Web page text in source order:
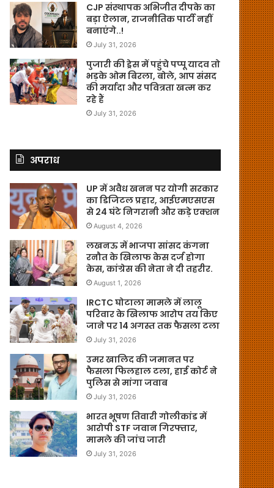
CJP संस्थापक अभिजीत दीपके का
बड़ा ऐलान, राजनीतिक पार्टी नहीं
बनाएंगे..!
July 31, 2026
पुजारी की ड्रेस में पहुंचे पप्पू यादव तो
भड़के ओम बिरला, बोले, आप संसद
की मर्यादा और पवित्रता खत्म कर
रहे हैं
July 31, 2026
अपराध
UP में अवैध खनन पर योगी सरकार
का डिजिटल प्रहार, आईएमएसएस
से 24 घंटे निगरानी और कड़े एक्शन
August 4, 2026
लखनऊ में भाजपा सांसद कंगना
रनौत के खिलाफ केस दर्ज होगा
केस, कांग्रेस की नेता ने दी तहरीर.
August 1, 2026
IRCTC घोटाला मामले में लालू
परिवार के खिलाफ आरोप तय किए
जाने पर 14 अगस्त तक फैसला टला
July 31, 2026
उमर खालिद की जमानत पर
फैसला फिलहाल टला, हाई कोर्ट ने
पुलिस से मांगा जवाब
July 31, 2026
भारत भूषण तिवारी गोलीकांड में
आरोपी STF जवान गिरफ्तार,
मामले की जांच जारी
July 31, 2026